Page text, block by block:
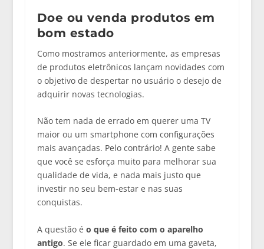
Doe ou venda produtos em
bom estado
Como mostramos anteriormente, as empresas
de produtos eletrônicos lançam novidades com
o objetivo de despertar no usuário o desejo de
adquirir novas tecnologias.
Não tem nada de errado em querer uma TV
maior ou um smartphone com configurações
mais avançadas. Pelo contrário! A gente sabe
que você se esforça muito para melhorar sua
qualidade de vida, e nada mais justo que
investir no seu bem-estar e nas suas
conquistas.
A questão é o que é feito com o aparelho
antigo. Se ele ficar guardado em uma gaveta,